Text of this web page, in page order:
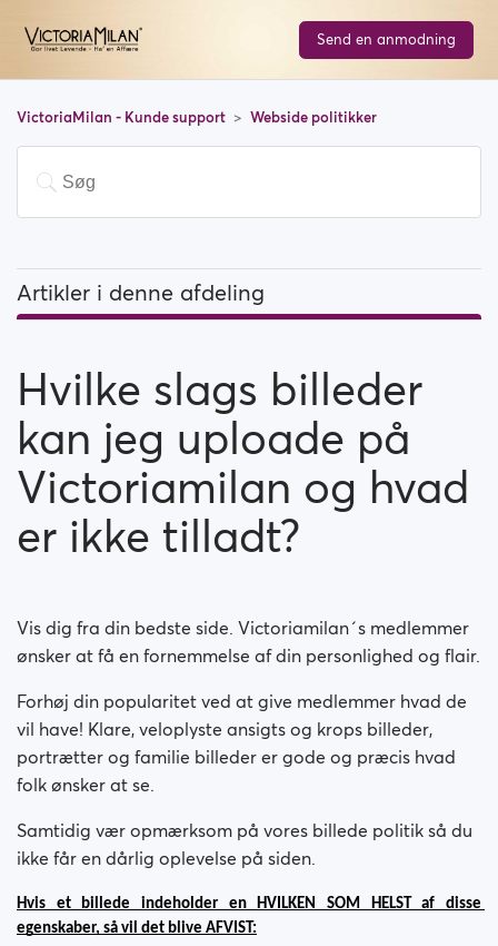
Send en anmodning
VictoriaMilan - Kunde support Webside politikker
Artikler i denne afdeling
Moderations politik
Advarsel system
Hvilke slags billeder
kan jeg uploade på
Victoriamilan og hvad
er ikke tilladt?
Vis dig fra din bedste side. Victoriamilan´s medlemmer
ønsker at få en fornemmelse af din personlighed og flair.
Forhøj din popularitet ved at give medlemmer hvad de
vil have! Klare, veloplyste ansigts og krops billeder,
portrætter og familie billeder er gode og præcis hvad
folk ønsker at se.
Samtidig vær opmærksom på vores billede politik så du
ikke får en dårlig oplevelse på siden.
Hvis et billede indeholder en HVILKEN SOM HELST af disse
egenskaber, så vil det blive AFVIST: